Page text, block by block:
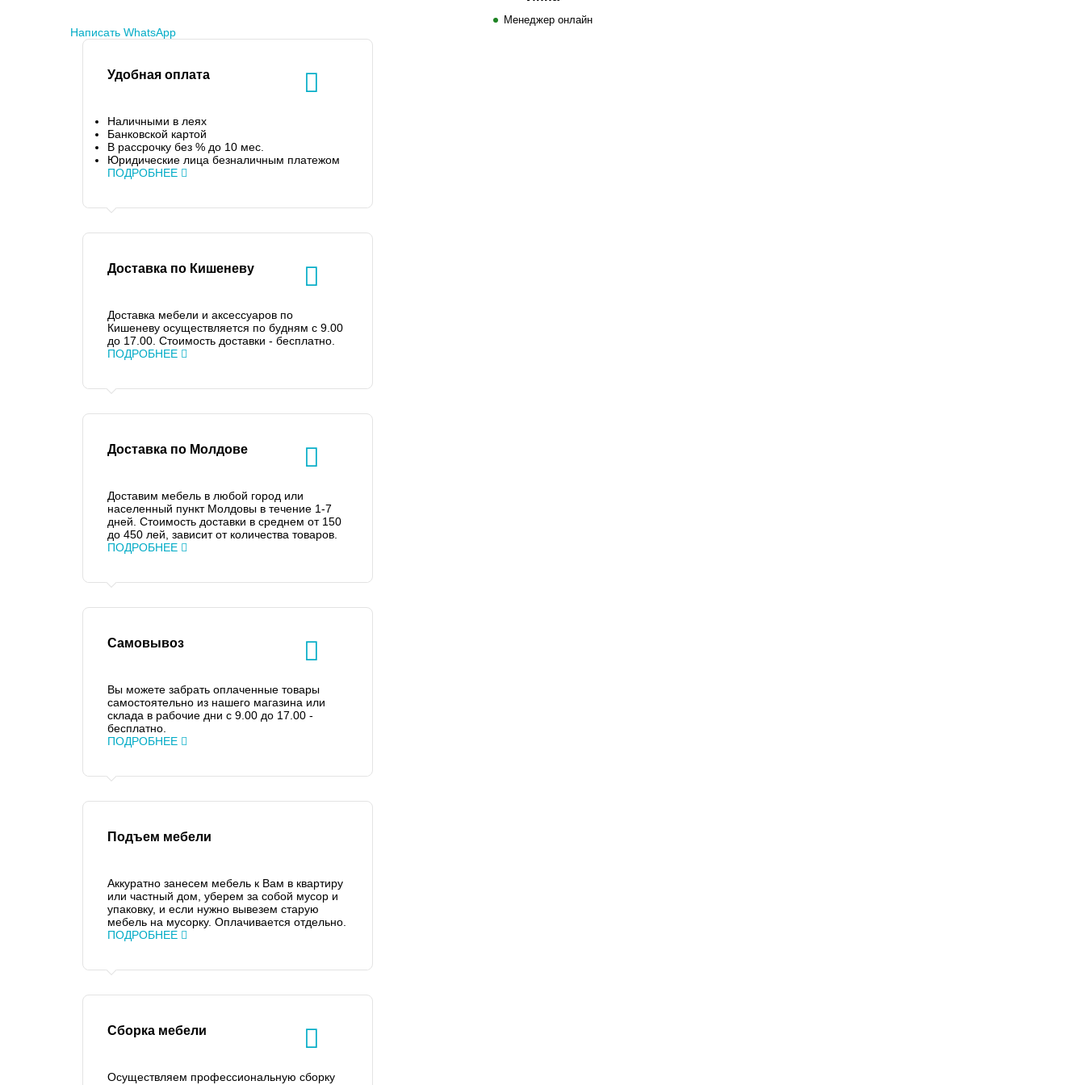
Менеджер онлайн
Написать WhatsApp
Удобная оплата
Наличными в леях
Банковской картой
В рассрочку без % до 10 мес.
Юридические лица безналичным платежом
ПОДРОБНЕЕ
Доставка по Кишеневу
Доставка мебели и аксессуаров по
Кишеневу осуществляется по будням с 9.00
до 17.00. Стоимость доставки - бесплатно.
ПОДРОБНЕЕ
Доставка по Молдове
Доставим мебель в любой город или
населенный пункт Молдовы в течение 1-7
дней. Стоимость доставки в среднем от 150
до 450 лей, зависит от количества товаров.
ПОДРОБНЕЕ
Самовывоз
Вы можете забрать оплаченные товары
самостоятельно из нашего магазина или
склада в рабочие дни с 9.00 до 17.00 -
бесплатно.
ПОДРОБНЕЕ
Подъем мебели
Аккуратно занесем мебель к Вам в квартиру
или частный дом, уберем за собой мусор и
упаковку, и если нужно вывезем старую
мебель на мусорку. Оплачивается отдельно.
ПОДРОБНЕЕ
Сборка мебели
Осуществляем профессиональную сборку